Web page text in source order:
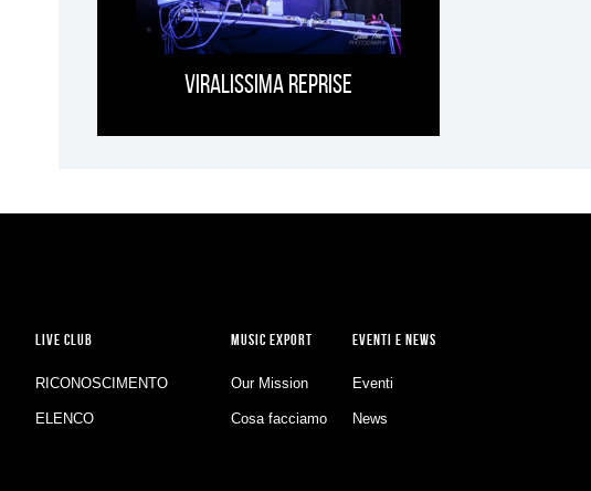
Viralissima Reprise
LIVE CLUB
RICONOSCIMENTO
ELENCO
MUSIC EXPORT
Our Mission
Cosa facciamo
EVENTI E NEWS
Eventi
News